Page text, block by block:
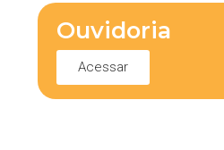
Ouvidoria
Acessar